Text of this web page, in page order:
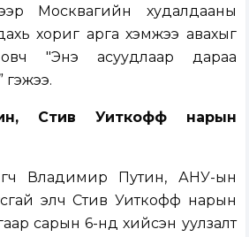
Москвагийн худалдааны
хориг арга хэмжээ авахыг
"Энэ асуудлаар дараа
гэжээ.
Стив Уиткофф нарын
Владимир Путин, АНУ-ын
элч Стив Уиткофф нарын
сарын 6-нд хийсэн уулзалт